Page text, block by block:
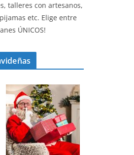
talleres con artesanos,
etc. Elige entre
ÚNICOS!